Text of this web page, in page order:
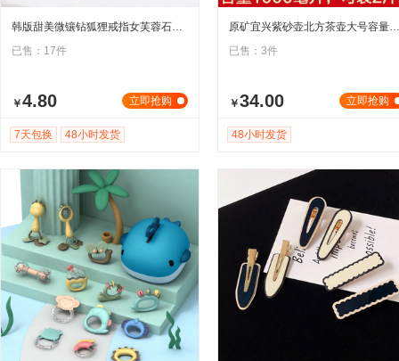
韩版甜美微镶钻狐狸戒指女芙蓉石戒指可爱动物戒指小众手饰首饰
已售：17件
立即抢购
￥4.80
7天包换 48小时发货
原矿宜兴紫砂壶北方茶壶大号容量家用1000ML树桩壶朱泥茶壶泡茶器
已售：3件
立即抢购
￥34.00
48小时发货